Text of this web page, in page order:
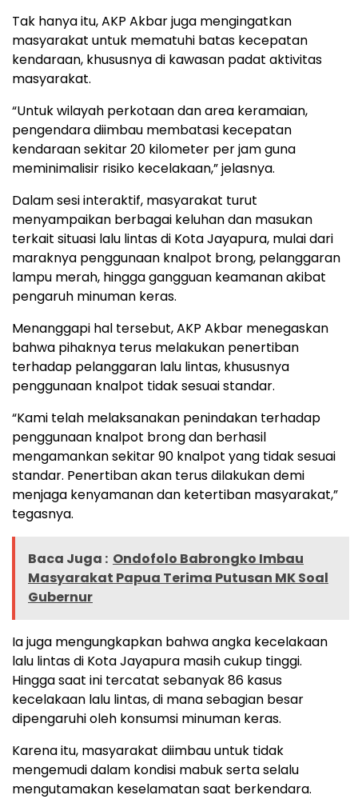
Tak hanya itu, AKP Akbar juga mengingatkan
masyarakat untuk mematuhi batas kecepatan
kendaraan, khususnya di kawasan padat aktivitas
masyarakat.
“Untuk wilayah perkotaan dan area keramaian,
pengendara diimbau membatasi kecepatan
kendaraan sekitar 20 kilometer per jam guna
meminimalisir risiko kecelakaan,” jelasnya.
Dalam sesi interaktif, masyarakat turut
menyampaikan berbagai keluhan dan masukan
terkait situasi lalu lintas di Kota Jayapura, mulai dari
maraknya penggunaan knalpot brong, pelanggaran
lampu merah, hingga gangguan keamanan akibat
pengaruh minuman keras.
Menanggapi hal tersebut, AKP Akbar menegaskan
bahwa pihaknya terus melakukan penertiban
terhadap pelanggaran lalu lintas, khususnya
penggunaan knalpot tidak sesuai standar.
“Kami telah melaksanakan penindakan terhadap
penggunaan knalpot brong dan berhasil
mengamankan sekitar 90 knalpot yang tidak sesuai
standar. Penertiban akan terus dilakukan demi
menjaga kenyamanan dan ketertiban masyarakat,”
tegasnya.
Baca Juga : Ondofolo Babrongko Imbau
Masyarakat Papua Terima Putusan MK Soal
Gubernur
Ia juga mengungkapkan bahwa angka kecelakaan
lalu lintas di Kota Jayapura masih cukup tinggi.
Hingga saat ini tercatat sebanyak 86 kasus
kecelakaan lalu lintas, di mana sebagian besar
dipengaruhi oleh konsumsi minuman keras.
Karena itu, masyarakat diimbau untuk tidak
mengemudi dalam kondisi mabuk serta selalu
mengutamakan keselamatan saat berkendara.